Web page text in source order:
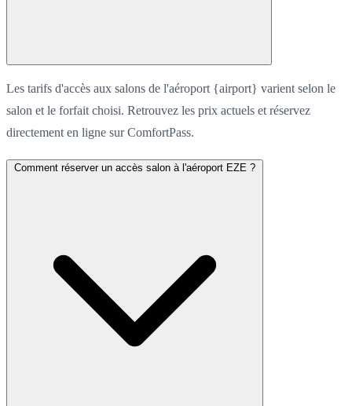
Les tarifs d'accès aux salons de l'aéroport {airport} varient selon le
salon et le forfait choisi. Retrouvez les prix actuels et réservez
directement en ligne sur ComfortPass.
Comment réserver un accès salon à l'aéroport EZE ?